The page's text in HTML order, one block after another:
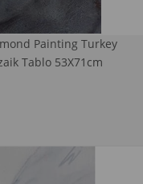
Painting Turkey
Tablo 53X71cm